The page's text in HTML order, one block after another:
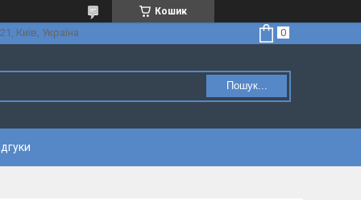
Кошик
Київ, Україна
Пошук...